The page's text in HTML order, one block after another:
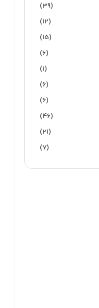
(39)
(12)
(15)
(6)
(1)
(6)
(6)
(46)
(21)
(7)